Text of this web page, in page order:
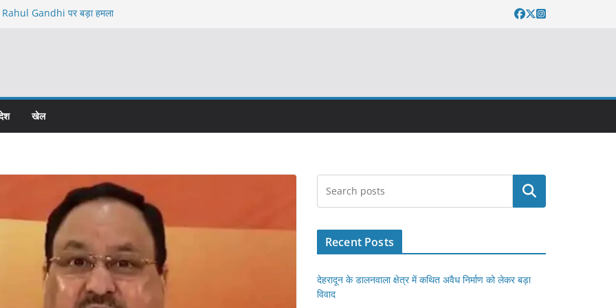
Gandhi पर बड़ा हमला
के खिलाफ
खेल
Search
Recent Posts
देहरादून के डालनवाला क्षेत्र में कथित अवैध निर्माण को लेकर बड़ा
विवाद